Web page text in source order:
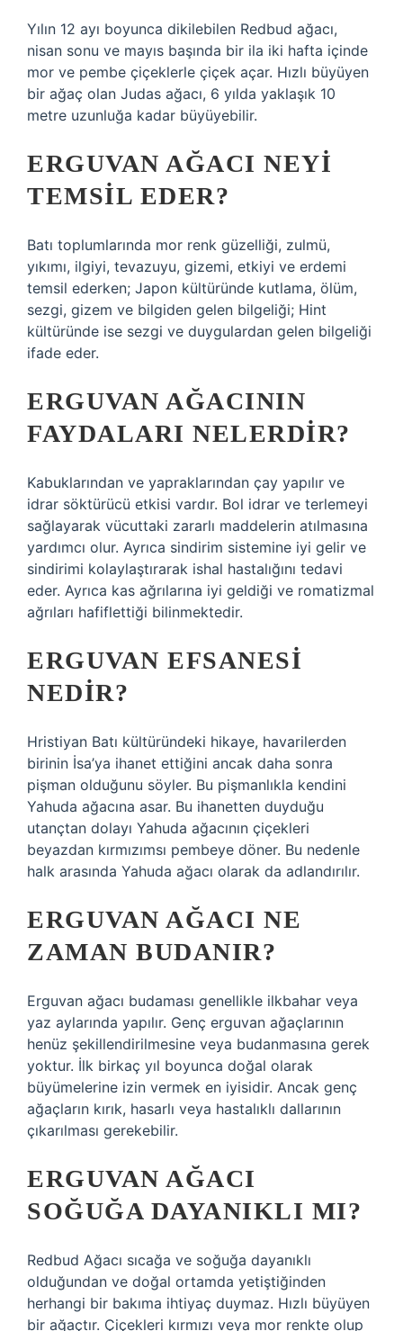
Yılın 12 ayı boyunca dikilebilen Redbud ağacı,
nisan sonu ve mayıs başında bir ila iki hafta içinde
mor ve pembe çiçeklerle çiçek açar. Hızlı büyüyen
bir ağaç olan Judas ağacı, 6 yılda yaklaşık 10
metre uzunluğa kadar büyüyebilir.
ERGUVAN AĞACI NEYI
TEMSIL EDER?
Batı toplumlarında mor renk güzelliği, zulmü,
yıkımı, ilgiyi, tevazuyu, gizemi, etkiyi ve erdemi
temsil ederken; Japon kültüründe kutlama, ölüm,
sezgi, gizem ve bilgiden gelen bilgeliği; Hint
kültüründe ise sezgi ve duygulardan gelen bilgeliği
ifade eder.
ERGUVAN AĞACININ
FAYDALARI NELERDIR?
Kabuklarından ve yapraklarından çay yapılır ve
idrar söktürücü etkisi vardır. Bol idrar ve terlemeyi
sağlayarak vücuttaki zararlı maddelerin atılmasına
yardımcı olur. Ayrıca sindirim sistemine iyi gelir ve
sindirimi kolaylaştırarak ishal hastalığını tedavi
eder. Ayrıca kas ağrılarına iyi geldiği ve romatizmal
ağrıları hafiflettiği bilinmektedir.
ERGUVAN EFSANESI
NEDIR?
Hristiyan Batı kültüründeki hikaye, havarilerden
birinin İsa’ya ihanet ettiğini ancak daha sonra
pişman olduğunu söyler. Bu pişmanlıkla kendini
Yahuda ağacına asar. Bu ihanetten duyduğu
utançtan dolayı Yahuda ağacının çiçekleri
beyazdan kırmızımsı pembeye döner. Bu nedenle
halk arasında Yahuda ağacı olarak da adlandırılır.
ERGUVAN AĞACI NE
ZAMAN BUDANIR?
Erguvan ağacı budaması genellikle ilkbahar veya
yaz aylarında yapılır. Genç erguvan ağaçlarının
henüz şekillendirilmesine veya budanmasına gerek
yoktur. İlk birkaç yıl boyunca doğal olarak
büyümelerine izin vermek en iyisidir. Ancak genç
ağaçların kırık, hasarlı veya hastalıklı dallarının
çıkarılması gerekebilir.
ERGUVAN AĞACI
SOĞUĞA DAYANIKLI MI?
Redbud Ağacı sıcağa ve soğuğa dayanıklı
olduğundan ve doğal ortamda yetiştiğinden
herhangi bir bakıma ihtiyaç duymaz. Hızlı büyüyen
bir ağaçtır. Çiçekleri kırmızı veya mor renkte olup